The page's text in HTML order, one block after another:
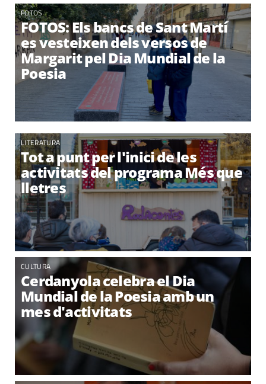
FOTOS
FOTOS: Els bancs de Sant Martí
es vesteixen dels versos de
Margarit pel Dia Mundial de la
Poesia
LITERATURA
Tot a punt per l'inici de les
activitats del programa Més que
lletres
CULTURA
Cerdanyola celebra el Dia
Mundial de la Poesia amb un
mes d'activitats